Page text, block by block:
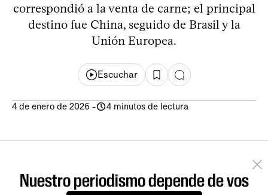
correspondió a la venta de carne; el principal
destino fue China, seguido de Brasil y la
Unión Europea.
Escuchar
4 de enero de 2026 - 4 minutos de lectura
Nuestro periodismo depende de vos